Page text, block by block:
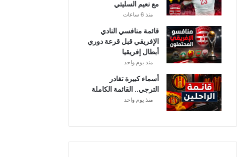
مع نعيم السليتي
منذ 6 ساعات
قائمة منافسي النادي
الإفريقي قبل قرعة دوري
أبطال إفريقيا
منذ يوم واحد
أسماء كبيرة تغادر
الترجي.. القائمة الكاملة
منذ يوم واحد